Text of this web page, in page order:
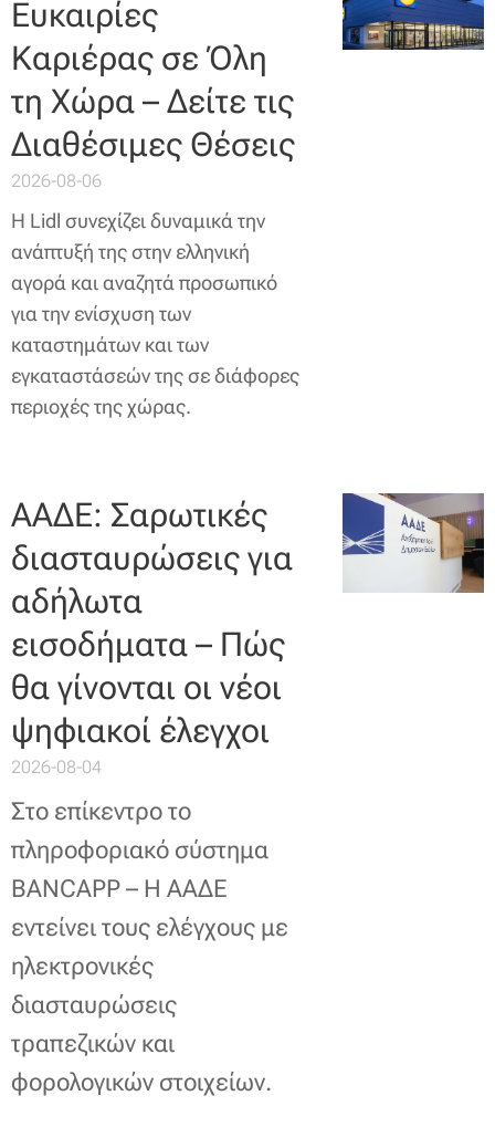
Ευκαιρίες
Καριέρας σε Όλη
τη Χώρα – Δείτε τις
Διαθέσιμες Θέσεις
2026-08-06
Η Lidl συνεχίζει δυναμικά την
ανάπτυξή της στην ελληνική
αγορά και αναζητά προσωπικό
για την ενίσχυση των
καταστημάτων και των
εγκαταστάσεών της σε διάφορες
περιοχές της χώρας.
ΑΑΔΕ: Σαρωτικές
διασταυρώσεις για
αδήλωτα
εισοδήματα – Πώς
θα γίνονται οι νέοι
ψηφιακοί έλεγχοι
2026-08-04
Στο επίκεντρο το
πληροφοριακό σύστημα
BANCAPP – Η ΑΑΔΕ
εντείνει τους ελέγχους με
ηλεκτρονικές
διασταυρώσεις
τραπεζικών και
φορολογικών στοιχείων.